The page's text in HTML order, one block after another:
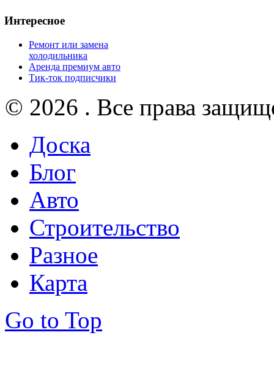
Интересное
Ремонт или замена
холодильника
Аренда премиум авто
Тик-ток подписчики
© 2026 . Все права
Доска
Блог
Авто
Строительство
Разное
Карта
Go to Top